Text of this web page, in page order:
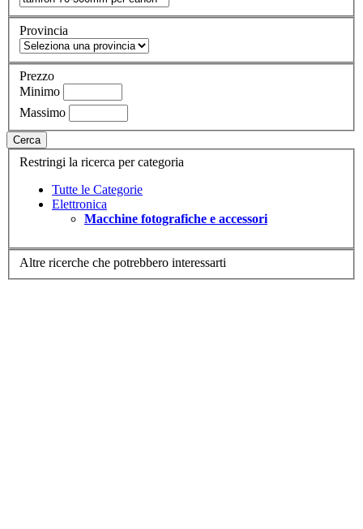
Provincia
Prezzo
Minimo
Massimo
Cerca
Restringi la ricerca per categoria
Tutte le Categorie
Elettronica
Macchine fotografiche e accessori
Altre ricerche che potrebbero interessarti